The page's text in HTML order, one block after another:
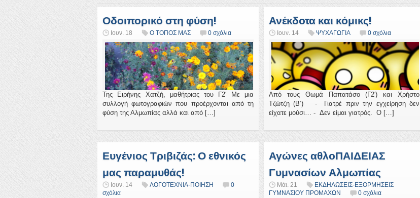
Οδοιπορικό στη φύση!
Ιουν. 18 Ο ΤΟΠΟΣ ΜΑΣ 0 σχόλια
Της Ειρήνης Χατζή, μαθήτριας του Γ2′ Με μια
συλλογή φωτογραφιών που προέρχονται από τη
φύση της Αλμωπίας αλλά και από […]
Ανέκδοτα και κόμικς!
Ιουν. 14 ΨΥΧΑΓΩΓΙΑ 0 σχόλια
Από τους Θωμά Παπατάσο (Γ2′) και Χρήστο
Τζώτζη (Β’) - Γιατρέ πριν την εγχείρηση δεν
είχατε μούσι… - Δεν είμαι γιατρός. Ο […]
Ευγένιος Τριβιζάς: Ο εθνικός
μας παραμυθάς!
Ιουν. 14 ΛΟΓΟΤΕΧΝΙΑ-ΠΟΙΗΣΗ
0
σχόλια
Αγώνες αθλοΠΑΙΔΕΙΑΣ
Γυμνασίων Αλμωπίας
Μάι. 21
ΕΚΔΗΛΩΣΕΙΣ-ΕΞΟΡΜΗΣΕΙΣ
ΓΥΜΝΑΣΙΟΥ ΠΡΟΜΑΧΩΝ
0 σχόλια